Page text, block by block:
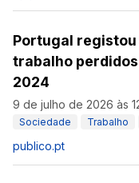
Portugal registou
trabalho
2024
9 de julho de 2026 às
Sociedade Trabalho
publico.pt